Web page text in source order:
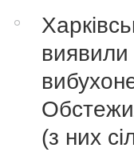
(з них